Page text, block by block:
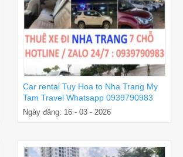
Car rental Tuy Hoa to Nha Trang My
Tam Travel Whatsapp 0939790983
Ngày đăng: 16 - 03 - 2026